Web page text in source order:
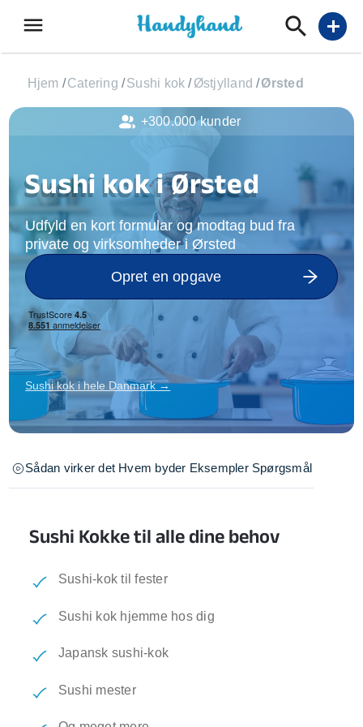
menu add
Hjem /Catering /Sushi kok / Østjylland /Ørsted
Sushi kok i Ørsted
Udfyld en kort formular og modtag bud fra
private og virksomheder i Ørsted
Opret en opgave
Sushi kok i hele Danmark →
Sådan virker det Hvem byder Eksempler Spørgsmål
Sushi Kokke til alle dine behov
Sushi-kok til fester
Sushi kok hjemme hos dig
Japansk sushi-kok
Sushi mester
+300.000 kunder